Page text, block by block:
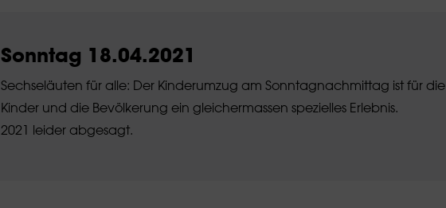
Sonntag 18.04.2021
Sechseläuten für alle: Der Kinderumzug am Sonntagnachmittag ist für die
Kinder und die Bevölkerung ein gleichermassen spezielles Erlebnis.
2021 leider abgesagt.